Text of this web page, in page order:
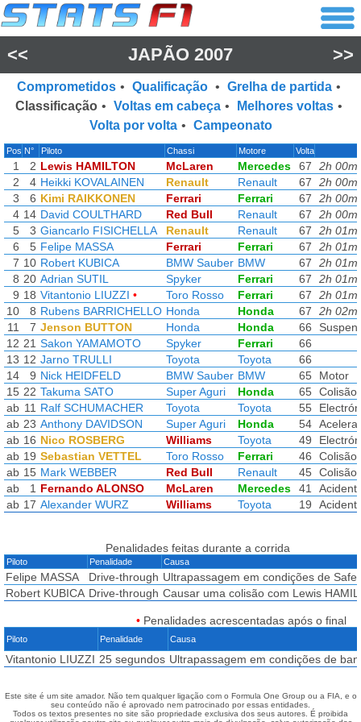
<< JAPÃO 2007 >>
Comprometidos • Qualificação • Grelha de partida •
Classificação • Voltas em cabeça • Melhores voltas •
Volta por volta • Campeonato
Pos N° Piloto Chassi Motore Volta
1 2 Lewis HAMILTON McLaren Mercedes 67
2h 00m
2
4 Heikki KOVALAINEN Renault Renault 67
2h 00m
3
6 Kimi RAIKKONEN Ferrari Ferrari 67
2h 00m
4 14 David COULTHARD Red Bull Renault 67
2h 00m
5
3 Giancarlo FISICHELLA Renault Renault 67
2h 01m
6
5 Felipe MASSA Ferrari Ferrari 67
2h 01m
7 10 Robert KUBICA BMW Sauber BMW 67
2h 01m
8 20 Adrian SUTIL Spyker Ferrari 67
2h 01m
9 18 Vitantonio LIUZZI • Toro Rosso Ferrari 67
2h 01m
10
8 Rubens BARRICHELLO Honda Honda 67
2h 02m
11
7 Jenson BUTTON Honda Honda 66
12 21 Sakon YAMAMOTO Spyker Ferrari
66
13 12 Jarno TRULLI Toyota Toyota
66
14
9 Nick HEIDFELD BMW Sauber BMW 65
Motor
15 22 Takuma SATO Super Aguri Honda 65 Colisão
ab 11 Ralf SCHUMACHER Toyota Toyota 55
ab 23 Anthony DAVIDSON Super Aguri Honda 54
ab 16 Nico ROSBERG Williams Toyota 49
ab 19 Sebastian VETTEL Toro Rosso Ferrari 46
Colisão
ab 15 Mark WEBBER Red Bull Renault 45 Colisão
ab
1 Fernando ALONSO McLaren Mercedes 41
ab 17 Alexander WURZ Williams Toyota 19
Penalidades feitas durante a corrida
Piloto Penalidade Causa
Felipe MASSA Drive-through Ultrapassagem em condições de
Robert KUBICA Drive-through Causar uma colisão com Lewis
• Penalidades acrescentadas após o final
Piloto Penalidade Causa
Vitantonio LIUZZI 25 segundos Ultrapassagem em condições de
Este site é um site amador. Não tem qualquer ligação com o Formula One Group ou a FIA, e o
seu conteúdo não é aprovado nem patrocinado por essas entidades.
Todos os textos presentes no site são propriedade exclusiva dos seus autores. É proibida